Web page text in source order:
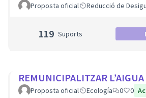
Proposta oficial Reducció de
119 Suports
REMUNICIPALITZAR L’AIGUA
Proposta oficial Ecología 0 0